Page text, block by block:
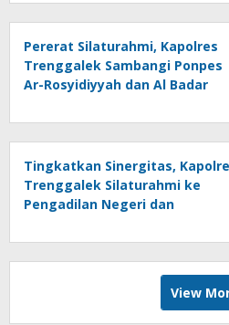
Pererat Silaturahmi, Kapolres
Trenggalek Sambangi Ponpes
Ar-Rosyidiyyah dan Al Badar
Tingkatkan Sinergitas,
Trenggalek Silaturahmi ke
Pengadilan Negeri dan
View